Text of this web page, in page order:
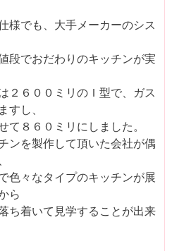
様でも、大手メーカーのシス
段でおだわりのキッチンが実
２６００ミリのＩ型で、ガス
すし、
８６０ミリにしました。
ンを製作して頂いた会社が偶
色々なタイプのキッチンが展
ら
ち着いて見学することが出来